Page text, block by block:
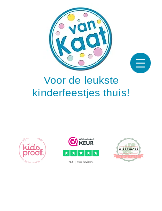
Voor de leukste
kinderfeestjes thuis!